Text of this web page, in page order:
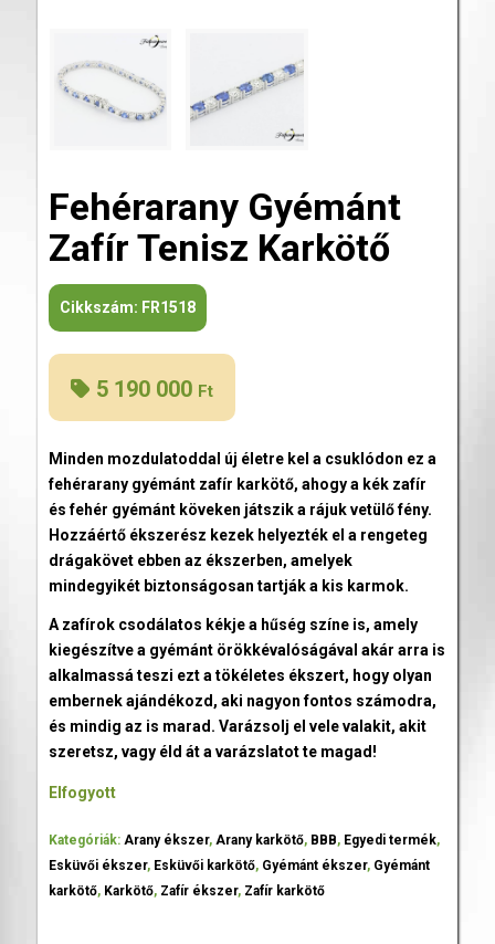
Fehérarany Gyémánt
Zafír Tenisz Karkötő
Cikkszám: FR1518
5 190 000 Ft
Minden mozdulatoddal új életre kel a csuklódon ez a
fehérarany gyémánt zafír karkötő, ahogy a kék zafír
és fehér gyémánt köveken játszik a rájuk vetülő fény.
Hozzáértő ékszerész kezek helyezték el a rengeteg
drágakövet ebben az ékszerben, amelyek
mindegyikét biztonságosan tartják a kis karmok.
A zafírok csodálatos kékje a hűség színe is, amely
kiegészítve a gyémánt örökkévalóságával akár arra is
alkalmassá teszi ezt a tökéletes ékszert, hogy olyan
embernek ajándékozd, aki nagyon fontos számodra,
és mindig az is marad. Varázsolj el vele valakit, akit
szeretsz, vagy éld át a varázslatot te magad!
Elfogyott
Kategóriák: Arany ékszer, Arany karkötő, BBB, Egyedi termék,
Esküvői ékszer, Esküvői karkötő, Gyémánt ékszer, Gyémánt
karkötő, Karkötő, Zafír ékszer, Zafír karkötő